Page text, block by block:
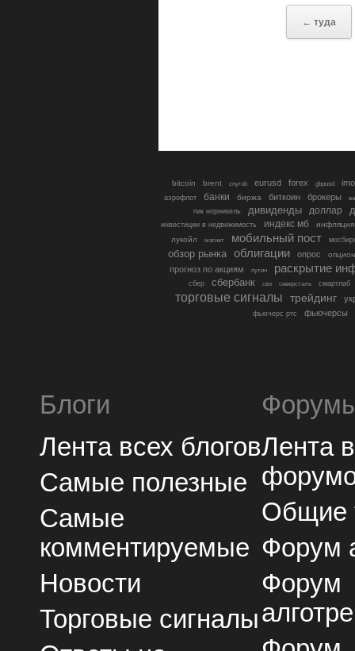
← туда
bitcoin brent cnyrub eurusd forex gbpusd
аэрофлот банки биржа биткоин брокеры
гмк норникель
дивиденды доллар
инвестиции в недвижимость индекс мб
инфляция
лукойл
магнит мобильный пост
обзор рынка облигации опрос
прогноз по акциям путин раскрытие
сбер сбербанк сво северсталь смартлаб
торговые сигналы трейдинг
фьючерс ртс фьючерсы
Блоги
Лента всех блогов
Самые полезные
Самые
комментируемые
Новости
Торговые сигналы
Лента
Общие
Форум
Форум